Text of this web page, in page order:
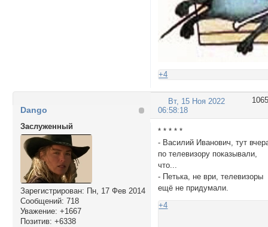
+4
1065
Вт, 15 Ноя 2022
06:58:18
Dango
Заслуженный
Зарегистрирован: Пн, 17 Фев 2014
Сообщений: 718
Уважение: +1667
Позитив: +6338
* * * * *
- Василий Иванович, тут
по телевизору показывали,
что...
- Петька, не ври, телевизоры
ещё не придумали.
+4